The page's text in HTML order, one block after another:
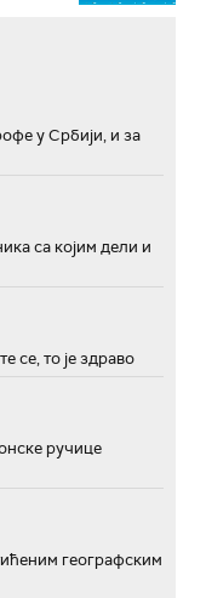
у Србији, и за
са којим дели и
се, то је здраво
ручице
географским